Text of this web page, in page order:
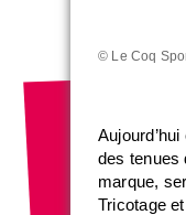
© Le Coq
des tenues
marque,
Tricotage